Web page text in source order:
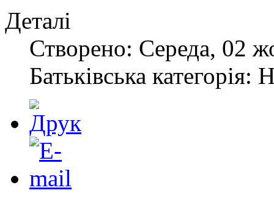
Деталі
Створено: Середа, 02
Батьківська категорія: